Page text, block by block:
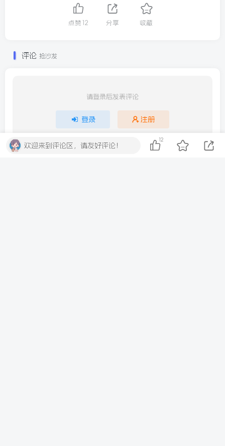
点赞 12 分享 收藏
评论 抢沙发
请登录后发表评论
登录 注册
社交账号登录
欢迎来到评论区，请友好评论！
12